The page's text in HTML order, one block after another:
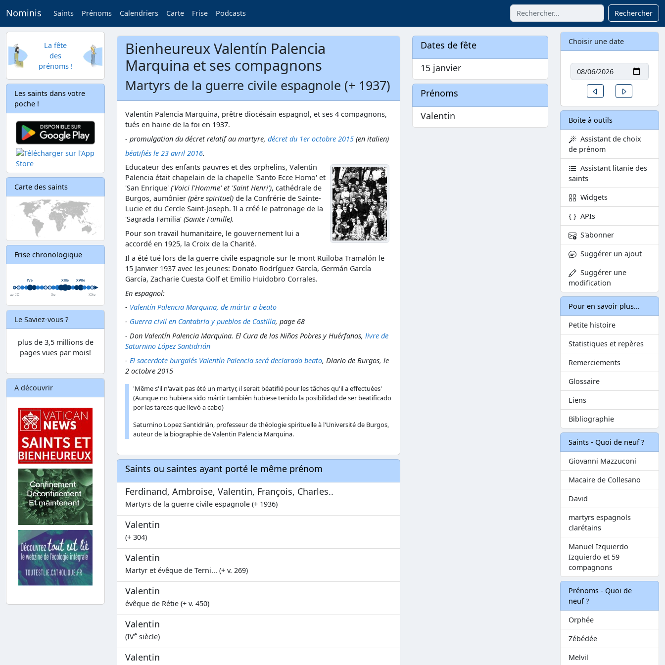
Nominis Saints Prénoms Calendriers Carte Frise Podcasts Rechercher
La fête
des
prénoms !
Les saints dans votre
poche !
Carte des saints
Frise chronologique
Le Saviez-vous ?
plus de 3,5 millions de
pages vues par mois!
A découvrir
Bienheureux Valentín Palencia
Marquina et ses compagnons
Martyrs de la guerre civile espagnole (+ 1937)
Valentín Palencia Marquina, prêtre diocésain espagnol, et ses 4 compagnons,
tués en haine de la foi en 1937.
- promulgation du décret relatif au martyre, décret du 1er octobre 2015 (en italien)
béatifiés le 23 avril 2016.
Educateur des enfants pauvres et des orphelins, Valentin
Palencia était chapelain de la chapelle 'Santo Ecce Homo' et
'San Enrique' ('Voici l'Homme' et 'Saint Henri'), cathédrale de
Burgos, aumônier (père spirituel) de la Confrérie de Sainte-
Lucie et du Cercle Saint-Joseph. Il a créé le patronage de la
'Sagrada Familia' (Sainte Famille).
Pour son travail humanitaire, le gouvernement lui a
accordé en 1925, la Croix de la Charité.
Il a été tué lors de la guerre civile espagnole sur le mont Ruiloba Tramalón le
15 Janvier 1937 avec les jeunes: Donato Rodríguez García, Germán García
García, Zacharie Cuesta Golf et Emilio Huidobro Corrales.
En espagnol:
- Valentín Palencia Marquina, de mártir a beato
- Guerra civil en Cantabria y pueblos de Castilla, page 68
- Don Valentín Palencia Marquina. El Cura de los Niños Pobres y Huérfanos, livre de
Saturnino López Santidrián
- El sacerdote burgalés Valentín Palencia será declarado beato, Diario de Burgos, le
2 octobre 2015
'Même s'il n'avait pas été un martyr, il serait béatifié pour les tâches qu'il a effectuées'
(Aunque no hubiera sido mártir también hubiese tenido la posibilidad de ser beatificado
por las tareas que llevó a cabo)
Saturnino Lopez Santidrián, professeur de théologie spirituelle à l'Université de Burgos,
auteur de la biographie de Valentin Palencia Marquina.
Saints ou saintes ayant porté le même prénom
Ferdinand, Ambroise, Valentin, François, Charles..
Martyrs de la guerre civile espagnole (+ 1936)
Valentin
(+ 304)
Valentin
Martyr et évêque de Terni... (+ v. 269)
Valentin
évêque de Rétie (+ v. 450)
Valentin
(IVe siècle)
Valentin
Dates de fête
15 janvier
Prénoms
Valentin
Choisir une date
Date
Un jour avant
Boite à outils
Assistant de choix
de prénom
Assistant litanie des
saints
Widgets
APIs
S'abonner
Suggérer un ajout
Suggérer une
modification
Pour en savoir plus...
Petite histoire
Statistiques et repères
Remerciements
Glossaire
Liens
Bibliographie
Saints - Quoi de neuf ?
Giovanni Mazzuconi
Macaire de Collesano
David
martyrs espagnols
clarétains
Manuel Izquierdo
Izquierdo et 59
compagnons
Prénoms - Quoi de
neuf ?
Orphée
Zébédée
Melvil